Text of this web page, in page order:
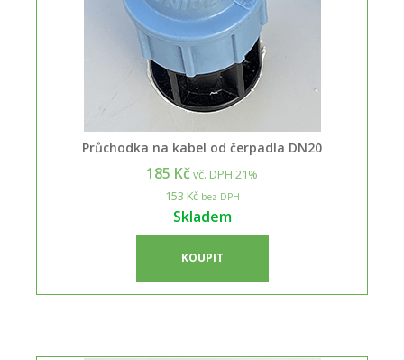
Průchodka na kabel od čerpadla DN20
185 Kčvč. DPH 21%
153 Kčbez DPH
Skladem
KOUPIT